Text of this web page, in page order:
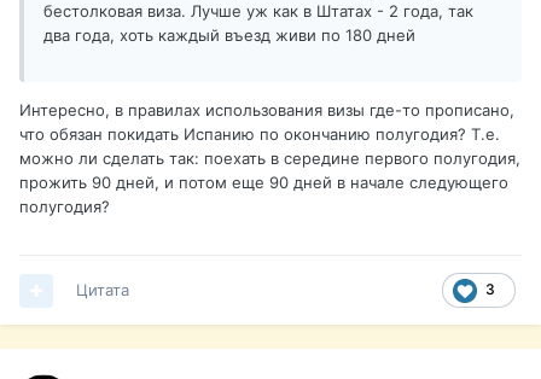
бестолковая виза. Лучше уж как в Штатах - 2 года, так
два года, хоть каждый въезд живи по 180 дней
Интересно, в правилах использования визы где-то прописано,
что обязан покидать Испанию по окончанию полугодия? Т.е.
можно ли сделать так: поехать в середине первого полугодия,
прожить 90 дней, и потом еще 90 дней в начале следующего
полугодия?
3
Цитата